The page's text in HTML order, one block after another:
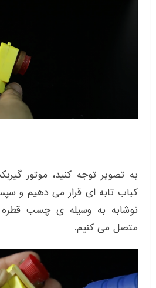
به تصویر توجه کنید، موتور
کباب تابه ای قرار می دهیم و
نوشابه به وسیله ی چسب
متصل می کنیم.